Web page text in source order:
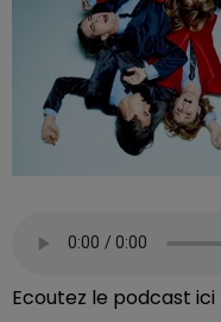
Ecoutez le podcast ici